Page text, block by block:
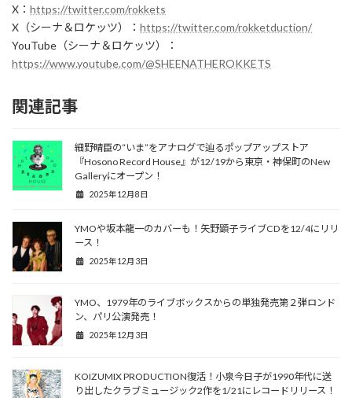
X： https://twitter.com/rokkets
X（シーナ＆ロケッツ）： https://twitter.com/rokketduction/
YouTube（シーナ＆ロケッツ）：
https://www.youtube.com/@SHEENATHEROKKETS
関連記事
細野晴臣の“いま”をアナログで辿るポップアップストア
『Hosono Record House』が12/19から東京・神保町のNew
Galleryにオープン！
2025年12月8日
YMOや坂本龍一のカバーも！矢野顕子ライブCDを12/4にリリ
ース！
2025年12月3日
YMO、1979年のライブボックスからの単独発売第２弾ロンド
ン、パリ公演発売！
2025年12月3日
KOIZUMIX PRODUCTION復活！小泉今日子が1990年代に送
り出したクラブミュージック2作を1/21にレコードリリース！